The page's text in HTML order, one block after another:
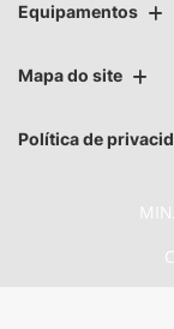
Equipamentos
Mapa do site
Política de